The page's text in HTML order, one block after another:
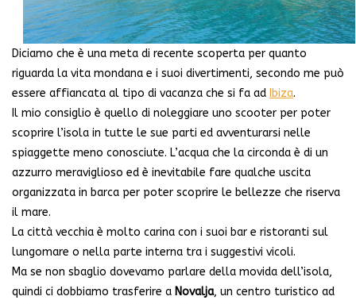
Diciamo che è una meta di recente scoperta per quanto
riguarda la vita mondana e i suoi divertimenti, secondo me può
essere affiancata al tipo di vacanza che si fa ad Ibiza.
Il mio consiglio è quello di noleggiare uno scooter per poter
scoprire l’isola in tutte le sue parti ed avventurarsi nelle
spiaggette meno conosciute. L’acqua che la circonda è di un
azzurro meraviglioso ed è inevitabile fare qualche uscita
organizzata in barca per poter scoprire le bellezze che riserva
il mare.
La città vecchia è molto carina con i suoi bar e ristoranti sul
lungomare o nella parte interna tra i suggestivi vicoli.
Ma se non sbaglio dovevamo parlare della movida dell’isola,
quindi ci dobbiamo trasferire a Novalja, un centro turistico ad